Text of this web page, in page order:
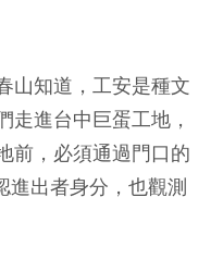
山知道，工安是種文
走進台中巨蛋工地，
前，必須通過門口的
進出者身分，也觀測